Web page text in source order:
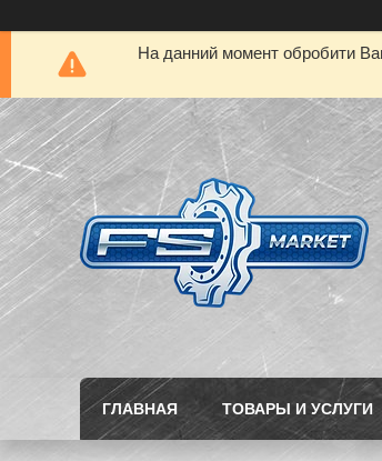
На данний момент обробити
ГЛАВНАЯ ТОВАРЫ И УСЛУГИ